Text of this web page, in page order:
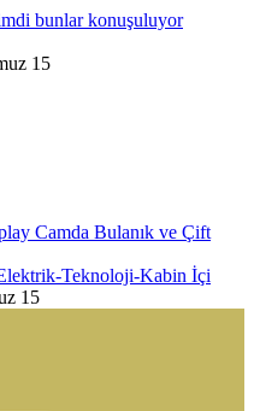
bunlar konuşuluyor
15
Camda Bulanık ve Çift
Teknoloji-Kabin İçi
15